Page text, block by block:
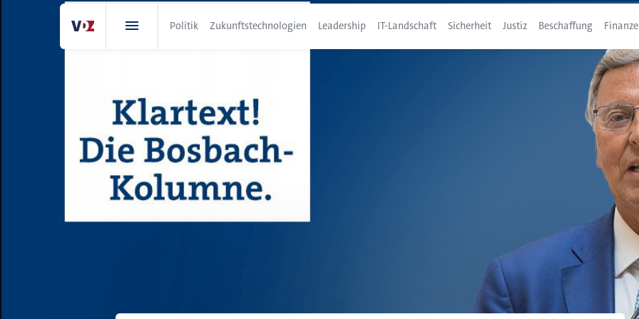
Politik Zukunftstechnologien Leadership IT-Landschaft Sicherheit Justiz Beschaffung